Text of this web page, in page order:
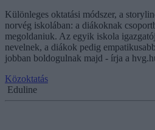
Különleges oktatási módszer, a
norvég iskolában: a diákoknak
megoldaniuk. Az egyik iskola
nevelnek, a diákok pedig
jobban boldogulnak majd - írja a
Közoktatás
Eduline